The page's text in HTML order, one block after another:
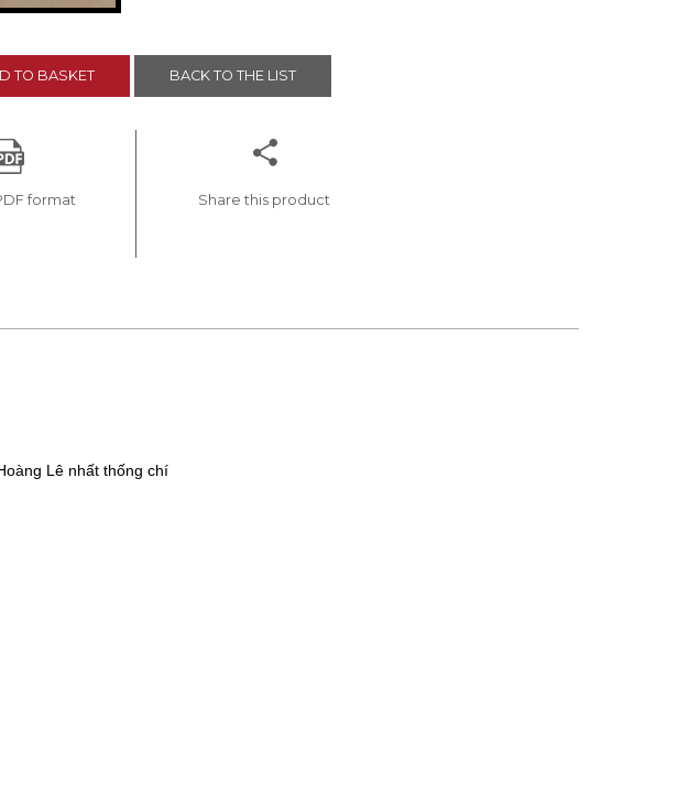
TO BASKET BACK TO THE LIST
format Share this product
Lê nhất thống chí